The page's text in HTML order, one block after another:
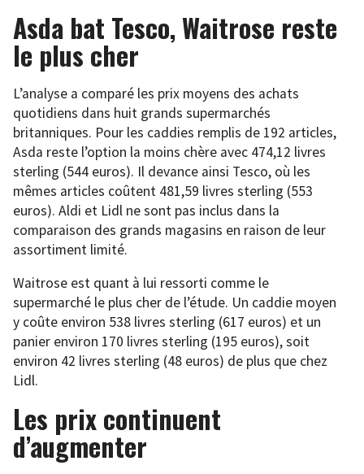
Asda bat Tesco, Waitrose reste
le plus cher
L’analyse a comparé les prix moyens des achats
quotidiens dans huit grands supermarchés
britanniques. Pour les caddies remplis de 192 articles,
Asda reste l’option la moins chère avec 474,12 livres
sterling (544 euros). Il devance ainsi Tesco, où les
mêmes articles coûtent 481,59 livres sterling (553
euros). Aldi et Lidl ne sont pas inclus dans la
comparaison des grands magasins en raison de leur
assortiment limité.
Waitrose est quant à lui ressorti comme le
supermarché le plus cher de l’étude. Un caddie moyen
y coûte environ 538 livres sterling (617 euros) et un
panier environ 170 livres sterling (195 euros), soit
environ 42 livres sterling (48 euros) de plus que chez
Lidl.
Les prix continuent
d’augmenter